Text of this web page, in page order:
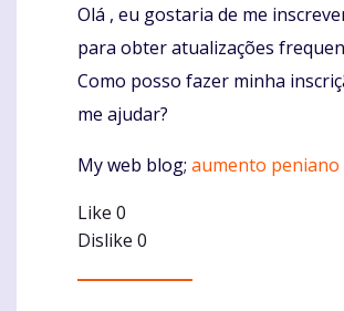
Komentaras
Olá , eu gostaria de me
para obter atualizações
Como posso fazer minha
me ajudar?
My web blog; aumento peniano
Like 0
Dislike 0